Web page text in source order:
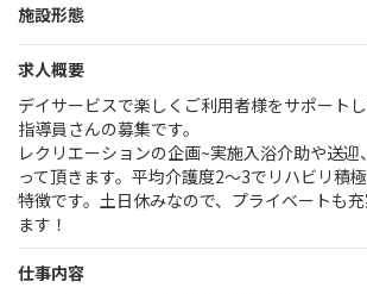
施設形態
求人概要
デイサービスで楽しくご利用者様をサポート
指導員さんの募集です。
レクリエーションの企画~実施入浴介助や送
って頂きます。平均介護度2～3でリハビリ積
特徴です。土日休みなので、プライベートも
ます！
仕事内容